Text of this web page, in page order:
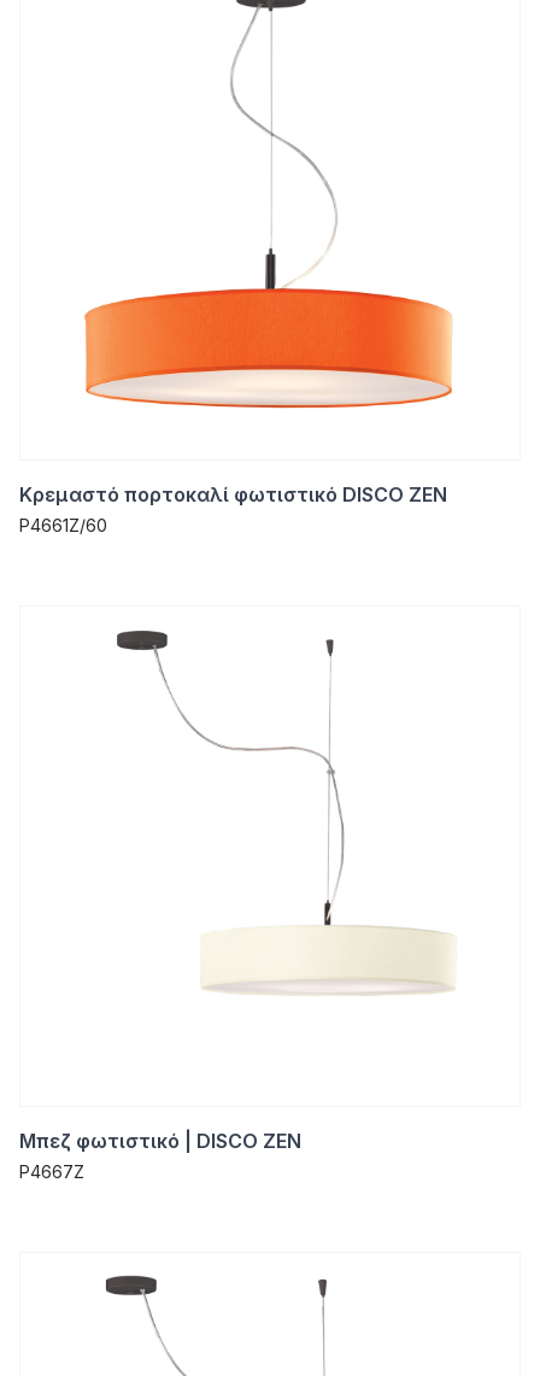
Κρεμαστό πορτοκαλί φωτιστικό DISCO ZEN
P4661Z/60
Μπεζ φωτιστικό | DISCO ZEN
P4667Z